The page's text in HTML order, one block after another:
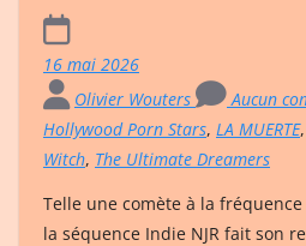
16 mai 2026
Olivier Wouters
Aucun
Hollywood Porn Stars, LA MUERTE,
Witch, The Ultimate Dreamers
Telle une comète à la
la séquence Indie NJR fait son